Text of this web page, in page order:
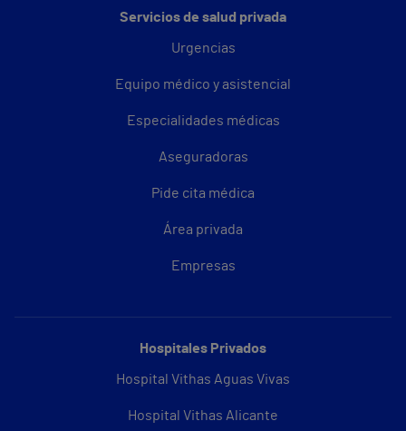
Servicios de salud privada
Urgencias
Equipo médico y asistencial
Especialidades médicas
Aseguradoras
Pide cita médica
Área privada
Empresas
Hospitales Privados
Hospital Vithas Aguas Vivas
Hospital Vithas Alicante